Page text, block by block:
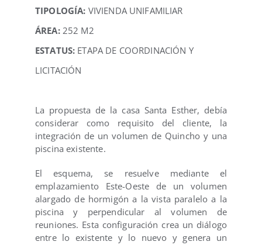
TIPOLOGÍA: VIVIENDA UNIFAMILIAR
ÁREA:252 M2
ESTATUS: ETAPA DE COORDINACIÓN Y
LICITACIÓN
La propuesta de la casa Santa Esther, debía
considerar como requisito del cliente, la
integración de un volumen de Quincho y una
piscina existente.
El esquema, se resuelve mediante el
emplazamiento Este-Oeste de un volumen
alargado de hormigón a la vista paralelo a la
piscina y perpendicular al volumen de
reuniones. Esta configuración crea un diálogo
entre lo existente y lo nuevo y genera un